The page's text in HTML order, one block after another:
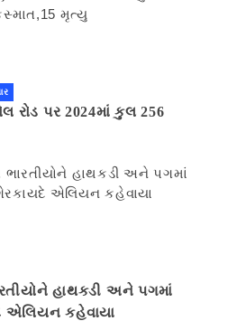
રોડ પર 2024માં કુલ 256
હાથકડી અને પગમાં
એલિયન કહેવાયા